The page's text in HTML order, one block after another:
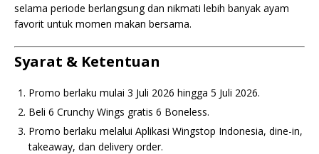
selama periode berlangsung dan nikmati lebih banyak ayam
favorit untuk momen makan bersama.
Syarat & Ketentuan
Promo berlaku mulai 3 Juli 2026 hingga 5 Juli 2026.
Beli 6 Crunchy Wings gratis 6 Boneless.
Promo berlaku melalui Aplikasi Wingstop Indonesia, dine-in,
takeaway, dan delivery order.